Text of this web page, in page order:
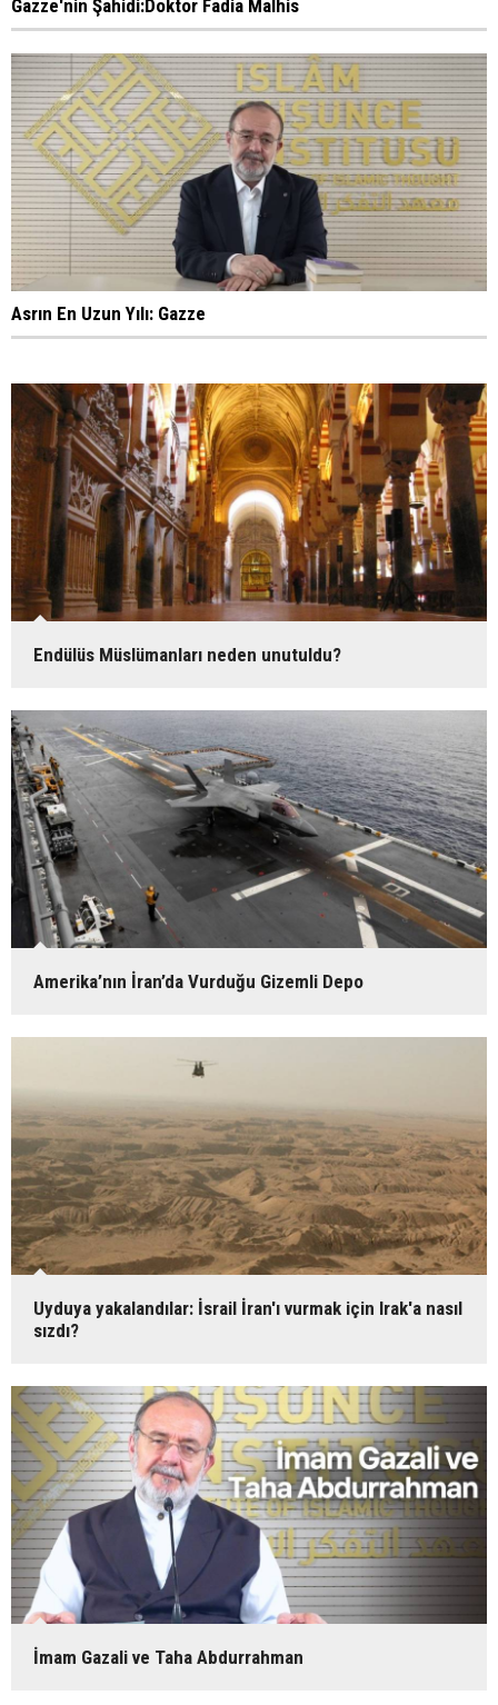
Gazze'nin Şahidi:Doktor Fadia Malhis
Asrın En Uzun Yılı: Gazze
Endülüs Müslümanları neden unutuldu?
Amerika’nın İran’da Vurduğu Gizemli Depo
Uyduya yakalandılar: İsrail İran'ı vurmak için Irak'a nasıl
sızdı?
İmam Gazali ve Taha Abdurrahman